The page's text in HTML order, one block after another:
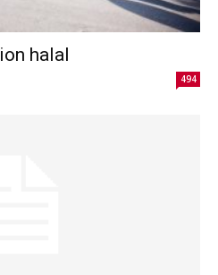
halal
494